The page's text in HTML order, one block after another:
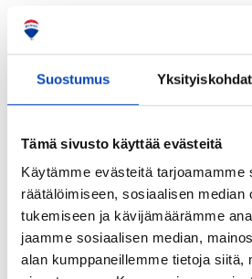
Suostumus Yksityiskohdat
Tämä sivusto käyttää evästeitä
Käytämme evästeitä tarjoamamme
räätälöimiseen, sosiaalisen median
tukemiseen ja kävijämäärämme
jaamme sosiaalisen median,
alan kumppaneillemme tietoja siitä,
Taloyhtiön nimi:
Asunto Oy Ramsinrannan
2330990-8
Kiinteistötunnus:
091-54-201-15
Asukkaat